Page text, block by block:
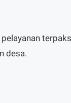
desa.